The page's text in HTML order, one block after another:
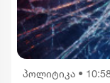
პოლიტიკა •